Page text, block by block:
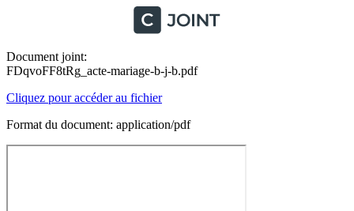
Document joint:
FDqvoFF8tRg_acte-mariage-b-j-b.pdf
Cliquez pour accéder au fichier
Format du document: application/pdf